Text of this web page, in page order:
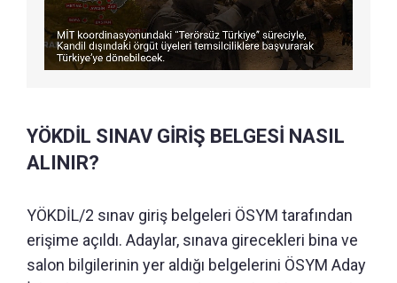
YÖKDİL SINAV GİRİŞ BELGESİ NASIL
ALINIR?
YÖKDİL/2 sınav giriş belgeleri ÖSYM tarafından
erişime açıldı. Adaylar, sınava girecekleri bina ve
salon bilgilerinin yer aldığı belgelerini ÖSYM Aday